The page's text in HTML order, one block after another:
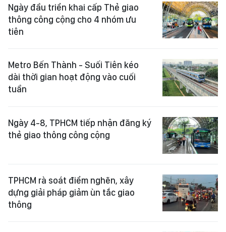
Ngày đầu triển khai cấp Thẻ giao
thông công cộng cho 4 nhóm ưu
tiên
Metro Bến Thành - Suối Tiên kéo
dài thời gian hoạt động vào cuối
tuần
Ngày 4-8, TPHCM tiếp nhận đăng ký
thẻ giao thông công cộng
TPHCM rà soát điểm nghẽn, xây
dựng giải pháp giảm ùn tắc giao
thông